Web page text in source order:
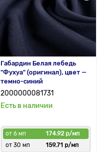
Габардин Белая лебедь
"Фухуа" (оригинал), цвет —
темно-синий
2000000081731
Есть в наличии
от 6 мп
174.92 р/мп
от 30 мп
159.71 р/мп